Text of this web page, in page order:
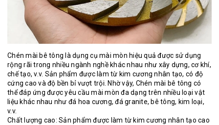
Chén mài bê tông là dụng cụ mài mòn hiệu quả được sử dụng
rộng rãi trong nhiều ngành nghề khác nhau như xây dựng, cơ khí,
chế tạo, v.v. Sản phẩm được làm từ kim cương nhân tạo, có độ
cứng cao và độ bền bỉ vượt trội. Nhờ vậy, Chén mài bê tông có
thể đáp ứng được yêu cầu mài mòn đa dạng trên nhiều loại vật
liệu khác nhau như đá hoa cương, đá granite, bê tông, kim loại,
v.v.
Chất lượng cao: Sản phẩm được làm từ kim cương nhân tạo cao